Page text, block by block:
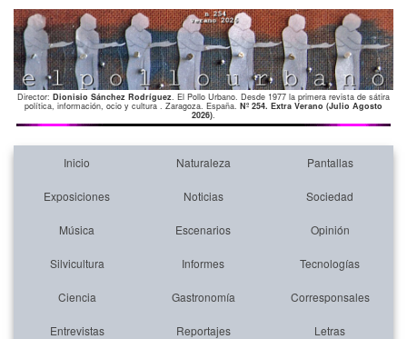
Director: Dionisio Sánchez Rodríguez. El Pollo Urbano. Desde 1977 la primera revista de sátira
política, información, ocio y cultura . Zaragoza. España. Nº 254. Extra Verano (Julio Agosto
2026).
Inicio Naturaleza Pantallas
Exposiciones Noticias Sociedad
Música Escenarios Opinión
Silvicultura Informes Tecnologías
Ciencia Gastronomía Corresponsales
Entrevistas Reportajes Letras